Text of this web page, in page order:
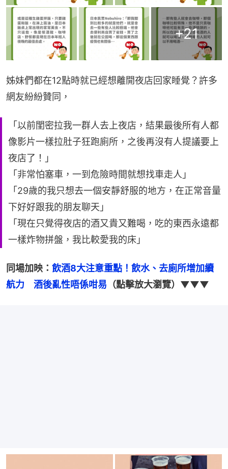
+21
姊妹們都在12點時就已經想離開夜店回家睡覺？許多
網友紛紛贊同，
「以前閨密拉我一群人去上夜店，結果最後所有人都
像影片一樣拉肚子狂跑廁所，之後再沒有人提議要上
夜店了！」
「非常怕塞車，一到危險時間就想找車走人」
「29歲的我只想去一個安靜舒服的地方，在正常音量
下好好跟我的朋友聊天」
「現在只覺得夜店的酒又貴又難喝，吃的東西永遠都
一樣炸物拼盤，我比較愛我的床」
同場加映： 飲酒8大注意重點！飲水、去廁所增加續
航力　酒後亂性唔係咁易 （點擊放大瀏覽）▼▼▼